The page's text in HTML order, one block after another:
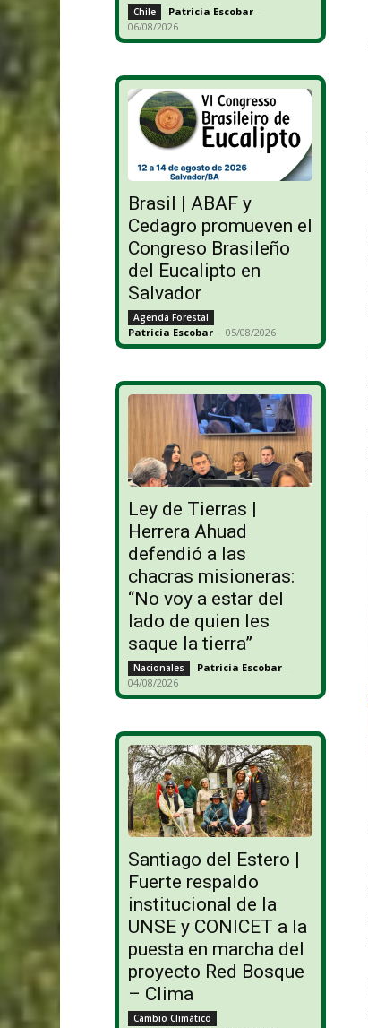
Chile Patricia Escobar -
06/08/2026
Brasil | ABAF y
Cedagro promueven el
Congreso Brasileño
del Eucalipto en
Salvador
Agenda Forestal
Patricia Escobar - 05/08/2026
Ley de Tierras |
Herrera Ahuad
defendió a las
chacras misioneras:
“No voy a estar del
lado de quien les
saque la tierra”
Nacionales Patricia Escobar -
04/08/2026
Santiago del Estero |
Fuerte respaldo
institucional de la
UNSE y CONICET a la
puesta en marcha del
proyecto Red Bosque
– Clima
Cambio Climático